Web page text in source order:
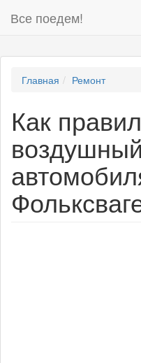
Все поедем!
Главная Ремонт
Как